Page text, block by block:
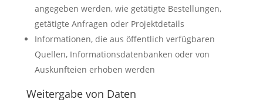
angegeben werden, wie getätigte Bestellungen,
getätigte Anfragen oder Projektdetails
Informationen, die aus öffentlich verfügbaren
Quellen, Informationsdatenbanken oder von
Auskunfteien erhoben werden
Weitergabe von Daten